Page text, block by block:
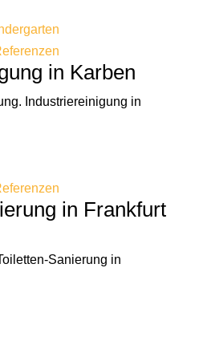
in Karben
Industriereinigung in
in Frankfurt
Sanierung in